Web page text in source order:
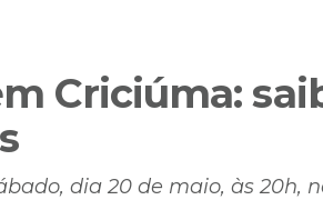
Criciúma:
dia 20 de maio, às 20h,